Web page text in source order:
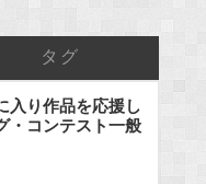
タグ
入り作品を応援し
・コンテスト一般